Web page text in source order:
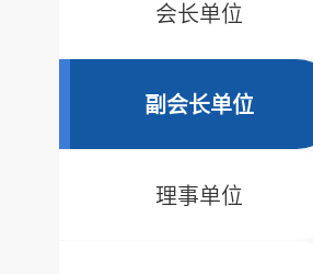
会长单位
副会长单位
理事单位